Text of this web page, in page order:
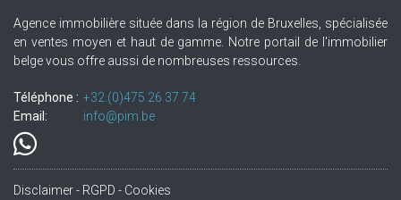
Agence immobilière située dans la région de Bruxelles, spécialisée
en ventes moyen et haut de gamme. Notre portail de l'immobilier
belge vous offre aussi de nombreuses ressources.
Téléphone : +32.(0)475 26 37 74
Email:
info@pim.be
Disclaimer - RGPD - Cookies